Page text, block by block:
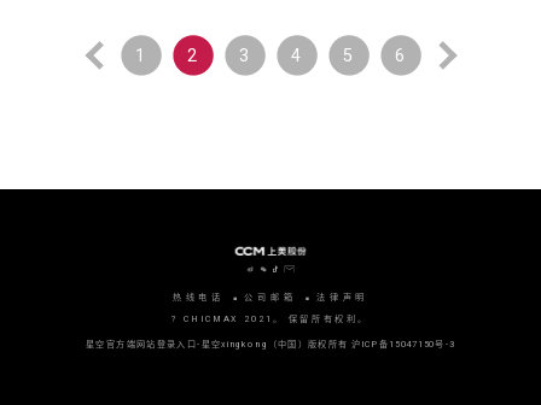
1 2 3 4 5 6
热线电话 公司邮箱 法律声明
? CHICMAX 2021。 保留所有权利。
星空官方端网站登录入口-星空xingkong（中国）版权所有 沪ICP备15047150号-3